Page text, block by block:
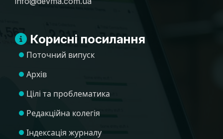
Корисні посилання
Поточний випуск
Архів
Цілі та проблематика
Редакційна колегія
Індексація журналу